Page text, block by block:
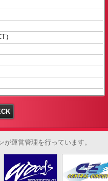
運営管理を行っています。